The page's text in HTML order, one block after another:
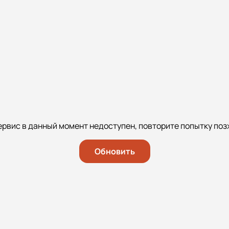
в данный момент недоступен, повторите попытку
Обновить